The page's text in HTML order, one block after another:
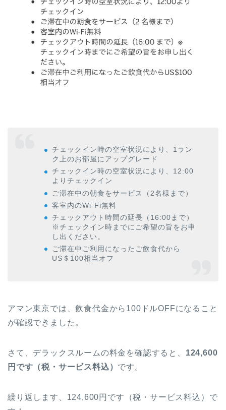
チェックイン時の空室状況により、1ラン
ク上のお部屋にアップグレード
チェックイン時の空室状況により、12:00
よりチェックイン
ご滞在中の朝食をサービス（2名様まで）
客室内のWi-Fi無料
チェックアウト時間の延長（16:00まで）
※チェックイン時までにご希望の旨をお申
し出ください。
ご滞在中ご利用になったご飲食代から
US＄100相当オフ
アマン東京では、飲食代金から100ドルOFFになること
が確認できました。
さて、デラックスルームの料金を確認すると、 124,600
円です（税・サービス料込） です。
繰り返します、124,600円です（税・サービス料込）で